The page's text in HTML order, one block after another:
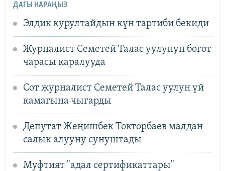
ДАГЫ КАРАҢЫЗ
Элдик курултайдын күн тартиби бекиди
Журналист Семетей Талас уулунун бөгөт
чарасы каралууда
Сот журналист Семетей Талас уулун үй
камагына чыгарды
Депутат Жеңишбек Токторбаев малдан
салык алууну сунуштады
Муфтият "адал сертификаттары"